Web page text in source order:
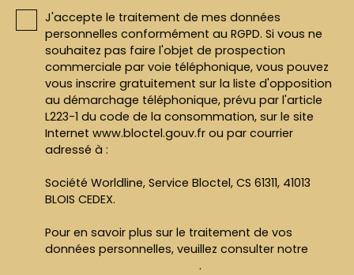
J'accepte le traitement de mes données
personnelles conformément au RGPD. Si vous ne
souhaitez pas faire l'objet de prospection
commerciale par voie téléphonique, vous pouvez
vous inscrire gratuitement sur la liste d'opposition
au démarchage téléphonique, prévu par l'article
L223-1 du code de la consommation, sur le site
Internet www.bloctel.gouv.fr ou par courrier
adressé à :
Société Worldline, Service Bloctel, CS 61311, 41013
BLOIS CEDEX.
Pour en savoir plus sur le traitement de vos
données personnelles, veuillez consulter notre
.